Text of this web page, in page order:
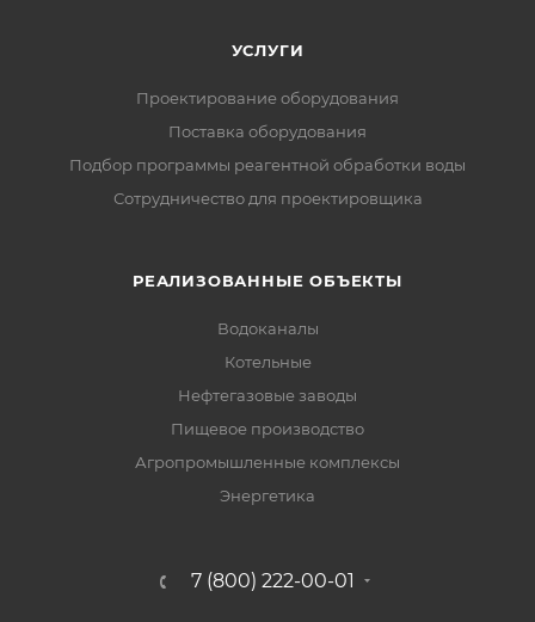
УСЛУГИ
Проектирование оборудования
Поставка оборудования
Подбор программы реагентной обработки воды
Сотрудничество для проектировщика
РЕАЛИЗОВАННЫЕ ОБЪЕКТЫ
Водоканалы
Котельные
Нефтегазовые заводы
Пищевое производство
Агропромышленные комплексы
Энергетика
7 (800) 222-00-01